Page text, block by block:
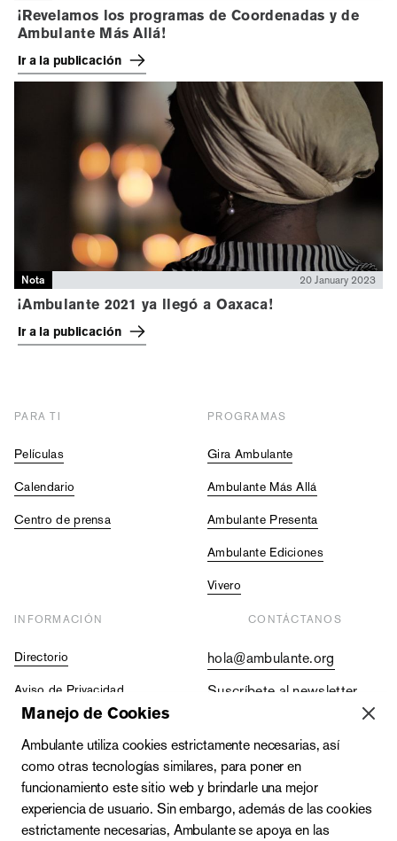
¡Revelamos los programas de Coordenadas y de
Ambulante Más Allá!
Ir a la publicación
Nota 20 January 2023
¡Ambulante 2021 ya llegó a Oaxaca!
Ir a la publicación
PARA TI
Películas
Calendario
Centro de prensa
PROGRAMAS
Gira Ambulante
Ambulante Más Allá
Ambulante Presenta
Ambulante Ediciones
Vivero
INFORMACIÓN
Directorio
Aviso de Privacidad
Contraloría Social
CONTÁCTANOS
hola@ambulante.org
Suscríbete al newsletter
+52 (55) 4333 2019
Manejo de Cookies
Ambulante utiliza cookies estrictamente necesarias, así
como otras tecnologías similares, para poner en
funcionamiento este sitio web y brindarle una mejor
experiencia de usuario. Sin embargo, además de las cookies
estrictamente necesarias, Ambulante se apoya en las